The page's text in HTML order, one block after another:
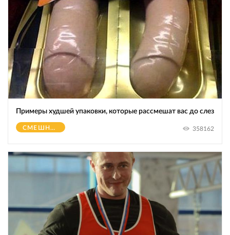
Примеры худшей упаковки, которые рассмешат вас до слез
СМЕШНОЕ 358162